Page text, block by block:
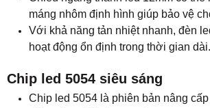
máng nhôm định hình giúp bảo vệ
Với khả năng tản nhiệt nhanh, đèn
hoạt động ổn định trong thời gian dài.
Chip led 5054 siêu sáng
Chip led 5054 là phiên bản nâng